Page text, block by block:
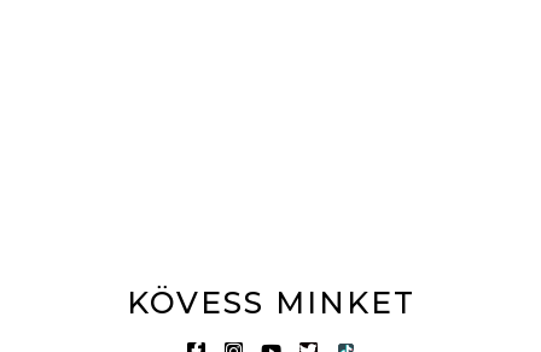
KÖVESS MINKET